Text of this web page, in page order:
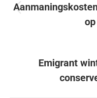
Emigrant